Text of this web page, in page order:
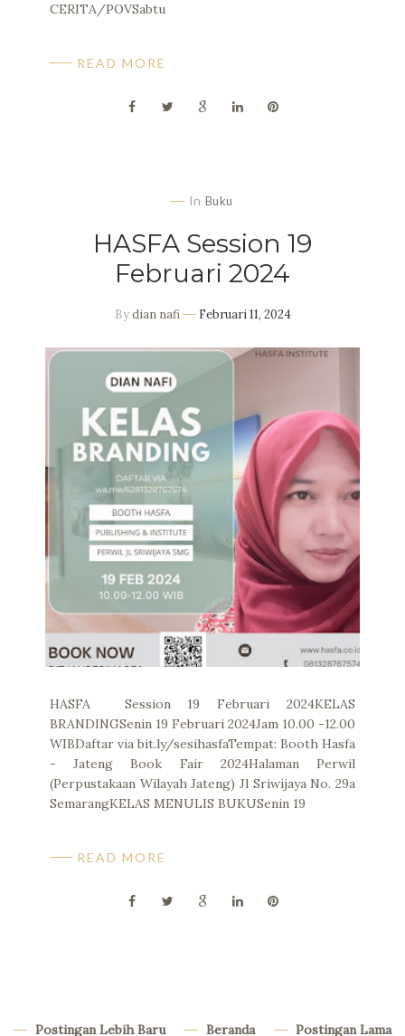
CERITA/POVSabtu
READ MORE
In Buku
HASFA Session 19
Februari 2024
Bydian nafi Februari 11, 2024
HASFA Session 19 Februari 2024KELAS
BRANDINGSenin 19 Februari 2024Jam 10.00 -12.00
WIBDaftar via bit.ly/sesihasfaTempat: Booth Hasfa
- Jateng Book Fair 2024Halaman Perwil
(Perpustakaan Wilayah Jateng) Jl Sriwijaya No. 29a
SemarangKELAS MENULIS BUKUSenin 19
READ MORE
Postingan Lebih Baru Postingan Lama
Beranda